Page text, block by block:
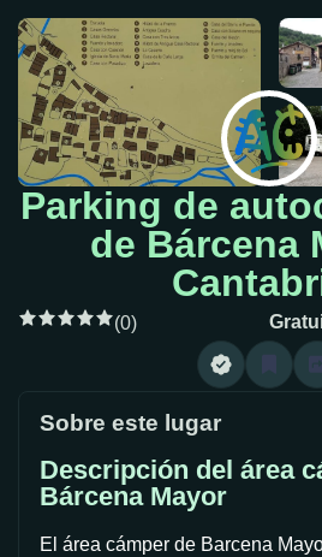
Parking de
de Bárcena
(0)
Sobre este lugar
Descripción del área
Bárcena Mayor
El área cámper de Barcena